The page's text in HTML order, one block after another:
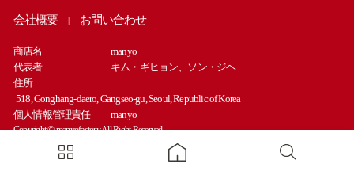
会社概要 | お問い合わせ
商店名
manyo
代表者
キム・ギヒョン、ソン・ジヘ
住所
518, Gonghang-daero, Gangseo-gu, Seoul, Republic of Korea
個人情報管理責任
manyo
Copyright © manyofactory All Right Reserved.